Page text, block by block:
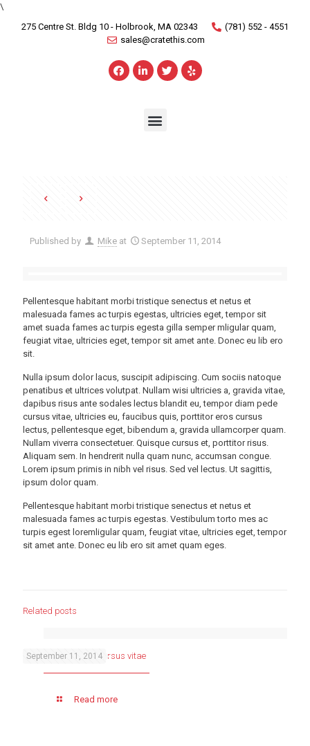
\
275 Centre St. Bldg 10 - Holbrook, MA 02343
(781) 552 - 4551
sales@cratethis.com
Published by Mike at September 11, 2014
Pellentesque habitant morbi tristique senectus et netus et
malesuada fames ac turpis egestas, ultricies eget, tempor sit
amet suada fames ac turpis egesta gilla semper mligular quam,
feugiat vitae, ultricies eget, tempor sit amet ante. Donec eu lib ero
sit.
Nulla ipsum dolor lacus, suscipit adipiscing. Cum sociis natoque
penatibus et ultrices volutpat. Nullam wisi ultricies a, gravida vitae,
dapibus risus ante sodales lectus blandit eu, tempor diam pede
cursus vitae, ultricies eu, faucibus quis, porttitor eros cursus
lectus, pellentesque eget, bibendum a, gravida ullamcorper quam.
Nullam viverra consectetuer. Quisque cursus et, porttitor risus.
Aliquam sem. In hendrerit nulla quam nunc, accumsan congue.
Lorem ipsum primis in nibh vel risus. Sed vel lectus. Ut sagittis,
ipsum dolor quam.
Pellentesque habitant morbi tristique senectus et netus et
malesuada fames ac turpis egestas. Vestibulum torto mes ac
turpis egest loremligular quam, feugiat vitae, ultricies eget, tempor
sit amet ante. Donec eu lib ero sit amet quam eges.
Related posts
September 11, 2014
Tempor diam pede cursus vitae
Read more